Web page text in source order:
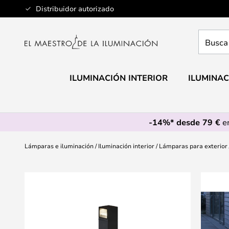
Distribuidor autorizado
Ir
al
aquí
ILUMINACIÓN INTERIOR
-14%* desde 79 €
Lámparas e iluminación Iluminación interior Lámparas para exterior